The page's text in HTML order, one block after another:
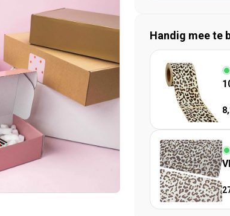
Handig mee te